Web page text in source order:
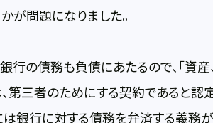
が問題になりました。
行の債務も負債にあたるので、「資
第三者のためにする契約であると認
銀行に対する債務を弁済する義務が